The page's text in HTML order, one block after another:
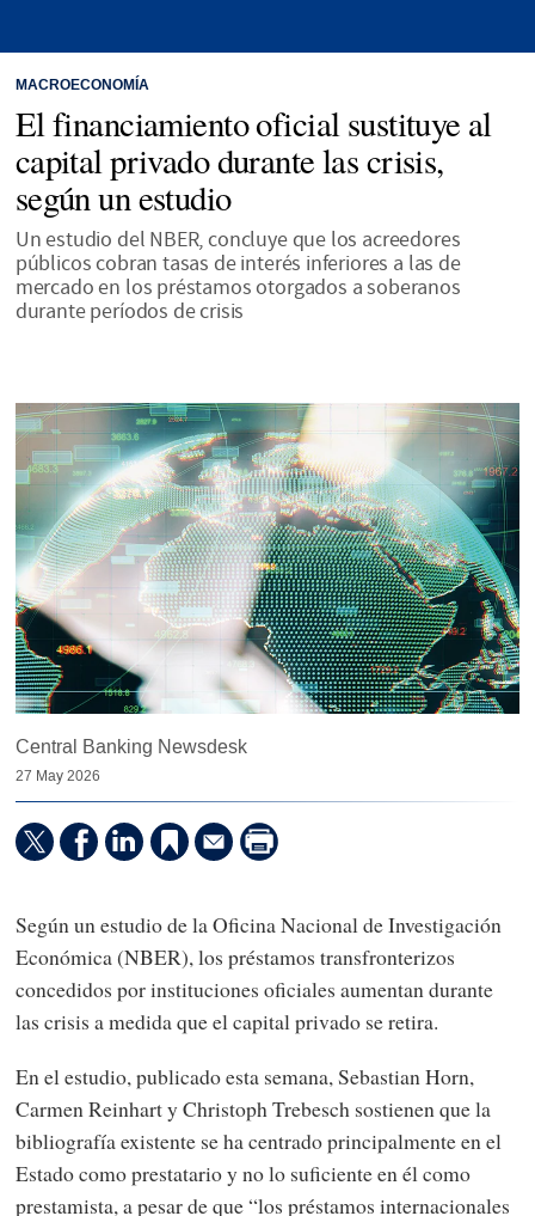
MACROECONOMÍA
El financiamiento oficial sustituye al
capital privado durante las crisis,
según un estudio
Un estudio del NBER, concluye que los acreedores
públicos cobran tasas de interés inferiores a las de
mercado en los préstamos otorgados a soberanos
durante períodos de crisis
Central Banking Newsdesk
27 May 2026
Según un estudio de la Oficina Nacional de Investigación
Económica (NBER), los préstamos transfronterizos
concedidos por instituciones oficiales aumentan durante
las crisis a medida que el capital privado se retira.
En el estudio, publicado esta semana, Sebastian Horn,
Carmen Reinhart y Christoph Trebesch sostienen que la
bibliografía existente se ha centrado principalmente en el
Estado como prestatario y no lo suficiente en él como
prestamista, a pesar de que “los préstamos internacionales